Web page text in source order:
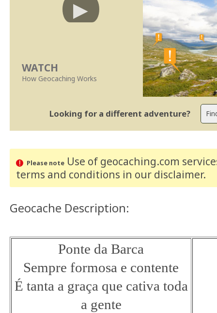
WATCH
How Geocaching Works
Looking for a different adventure?
Please noteUse of geocaching.com
terms and conditions in our disclaimer.
Geocache Description:
Ponte da Barca
Sempre formosa e contente
É tanta a graça que cativa toda
a gente